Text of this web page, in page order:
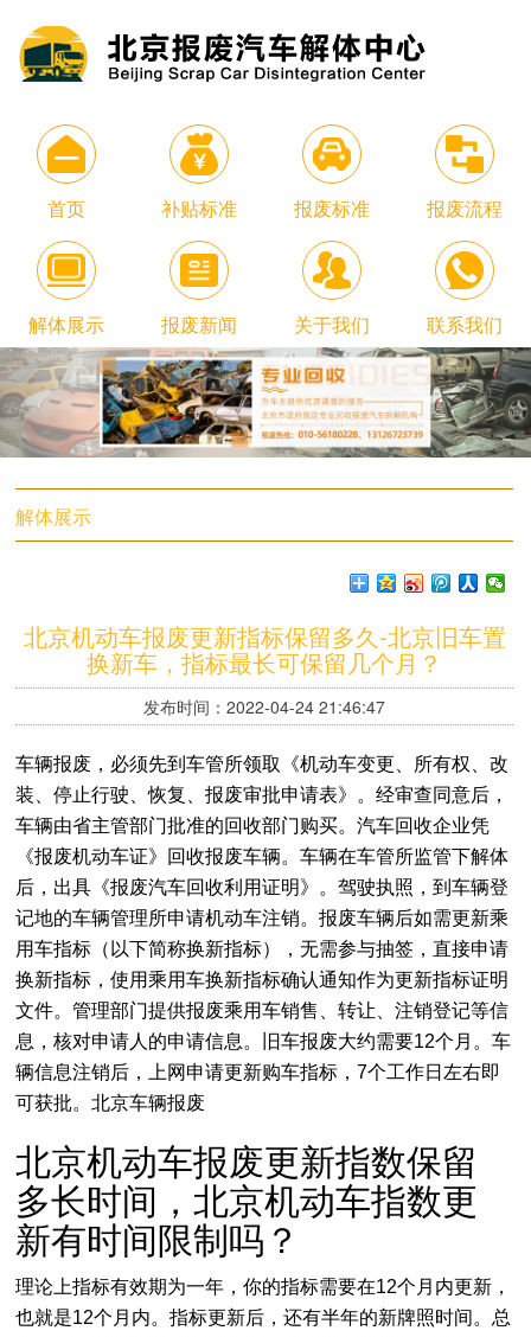
首页 补贴标准 报废标准 报废流程
解体展示 报废新闻 关于我们 联系我们
解体展示
北京机动车报废更新指标保留多久-北京旧车置
换新车，指标最长可保留几个月？
发布时间：2022-04-24 21:46:47
车辆报废，必须先到车管所领取《机动车变更、所有权、改
装、停止行驶、恢复、报废审批申请表》。经审查同意后，
车辆由省主管部门批准的回收部门购买。汽车回收企业凭
《报废机动车证》回收报废车辆。车辆在车管所监管下解体
后，出具《报废汽车回收利用证明》。驾驶执照，到车辆登
记地的车辆管理所申请机动车注销。报废车辆后如需更新乘
用车指标（以下简称换新指标），无需参与抽签，直接申请
换新指标，使用乘用车换新指标确认通知作为更新指标证明
文件。管理部门提供报废乘用车销售、转让、注销登记等信
息，核对申请人的申请信息。旧车报废大约需要12个月。车
辆信息注销后，上网申请更新购车指标，7个工作日左右即
可获批。北京车辆报废
北京机动车报废更新指数保留
多长时间，北京机动车指数更
新有时间限制吗？
理论上指标有效期为一年，你的指标需要在12个月内更新，
也就是12个月内。指标更新后，还有半年的新牌照时间。总